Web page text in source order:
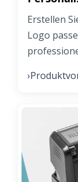
Erstellen
Logo
›